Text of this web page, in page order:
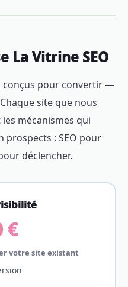
La Vitrine SEO
conçus pour convertir —
site que nous
mécanismes qui
: SEO pour
déclencher.
€
votre site existant